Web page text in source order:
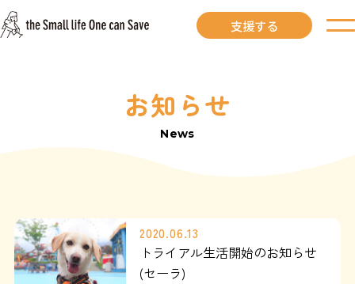
お知らせ
里親になるには
支援する
お知らせ
News
2020.06.13
トライアル生活開始のお知らせ
(セーラ)